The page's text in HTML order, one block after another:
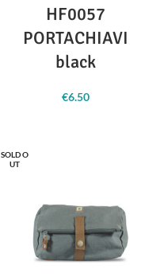
HF0057
PORTACHIAVI
black
€6.50
SOLD O
UT